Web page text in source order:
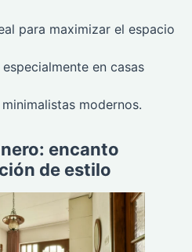
para maximizar el espacio
en casas
modernos.
encanto
de estilo